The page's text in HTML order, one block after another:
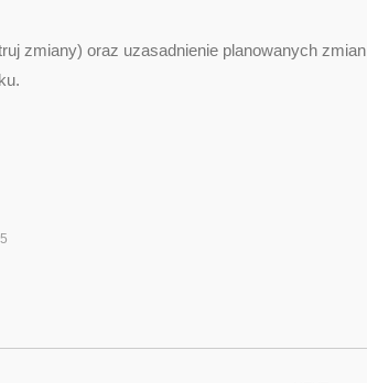
zmiany) oraz uzasadnienie planowanych zmian